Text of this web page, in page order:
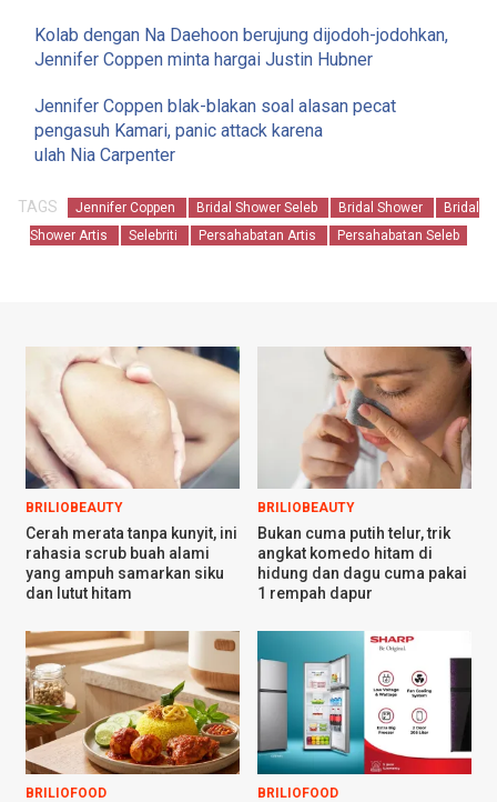
Kolab dengan Na Daehoon berujung dijodoh-jodohkan,
Jennifer Coppen minta hargai Justin Hubner
Jennifer Coppen blak-blakan soal alasan pecat
pengasuh Kamari, panic attack karena
ulah Nia Carpenter
TAGS Jennifer Coppen Bridal Shower Seleb Bridal Shower
Bridal
Shower Artis
Selebriti Persahabatan Artis Persahabatan Seleb
BRILIOBEAUTY
Cerah merata tanpa kunyit, ini
rahasia scrub buah alami
yang ampuh samarkan siku
dan lutut hitam
BRILIOBEAUTY
Bukan cuma putih telur, trik
angkat komedo hitam di
hidung dan dagu cuma pakai
1 rempah dapur
BRILIOFOOD BRILIOFOOD